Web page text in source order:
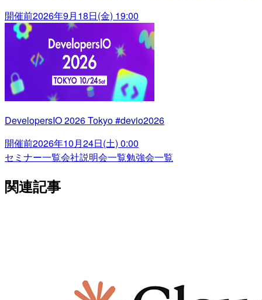
開催前2026年9月18日(金) 19:00
DevelopersIO 2026 Tokyo #devio2026
開催前2026年10月24日(土) 0:00
セミナー一覧会社説明会一覧勉強会一覧
関連記事